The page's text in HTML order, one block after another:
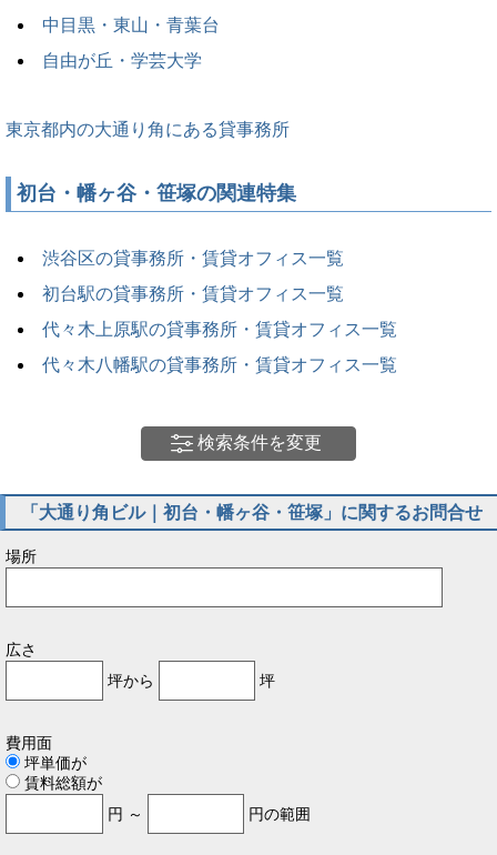
中目黒・東山・青葉台
自由が丘・学芸大学
東京都内の大通り角にある貸事務所
初台・幡ヶ谷・笹塚の関連特集
渋谷区の貸事務所・賃貸オフィス一覧
初台駅の貸事務所・賃貸オフィス一覧
代々木上原駅の貸事務所・賃貸オフィス一覧
代々木八幡駅の貸事務所・賃貸オフィス一覧
検索条件を変更
「大通り角ビル｜初台・幡ヶ谷・笹塚」に関するお問合せ
場所
広さ
坪から
坪
費用面
坪単価が
賃料総額が
円 ～
円の範囲